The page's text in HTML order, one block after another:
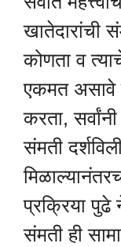
खातेदारांची
कोणता व
एकमत असावे
करता,
संमती
प्रक्रिया पुढे
संमती ही